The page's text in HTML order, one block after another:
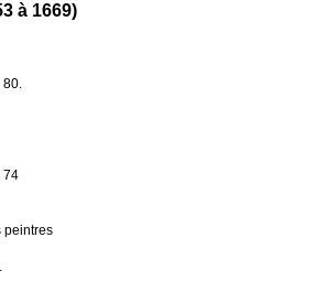
à 1669)
80.
74
peintres